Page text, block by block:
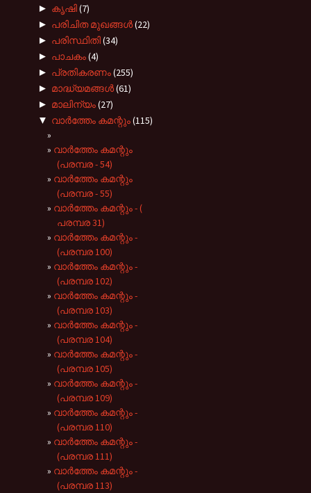
► കൃഷി(7)
► പരിചിത മുഖങ്ങള്‍(22)
► പരിസ്ഥിതി(34)
► പാചകം(4)
► പ്രതികരണം(255)
► മാദ്ധ്യമങ്ങൾ(61)
► മാലിന്യം(27)
▼ വാർത്തേം കമന്റും(115)
വാർത്തേം കമന്റും
(പരമ്പര - 54)
വാർത്തേം കമന്റും
(പരമ്പര - 55)
വാർത്തേം കമന്റും - (
പരമ്പര 31)
വാർത്തേം കമന്റും -
(പരമ്പര 100)
വാർത്തേം കമന്റും -
(പരമ്പര 102)
വാർത്തേം കമന്റും -
(പരമ്പര 103)
വാർത്തേം കമന്റും -
(പരമ്പര 104)
വാർത്തേം കമന്റും -
(പരമ്പര 105)
വാർത്തേം കമന്റും -
(പരമ്പര 109)
വാർത്തേം കമന്റും -
(പരമ്പര 110)
വാർത്തേം കമന്റും -
(പരമ്പര 111)
വാർത്തേം കമന്റും -
(പരമ്പര 113)